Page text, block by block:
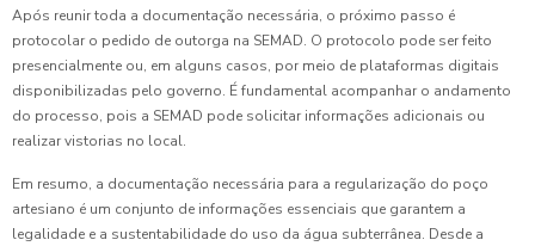
Após reunir toda a documentação necessária, o próximo passo é
protocolar o pedido de outorga na SEMAD. O protocolo pode ser feito
presencialmente ou, em alguns casos, por meio de plataformas digitais
disponibilizadas pelo governo. É fundamental acompanhar o andamento
do processo, pois a SEMAD pode solicitar informações adicionais ou
realizar vistorias no local.
Em resumo, a documentação necessária para a regularização do poço
artesiano é um conjunto de informações essenciais que garantem a
legalidade e a sustentabilidade do uso da água subterrânea. Desde a